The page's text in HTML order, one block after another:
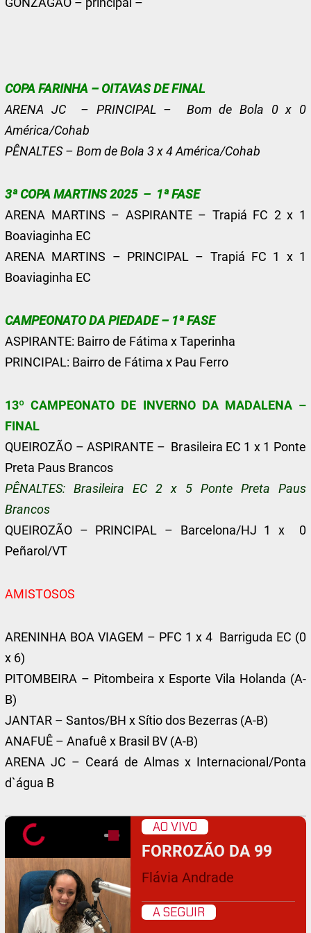
COPA FARINHA – OITAVAS DE FINAL
ARENA JC – PRINCIPAL – Bom de Bola 0 x 0
América/Cohab
PÊNALTES – Bom de Bola 3 x 4 América/Cohab
3ª COPA MARTINS 2025 – 1ª FASE
ARENA MARTINS – ASPIRANTE – Trapiá FC 2 x 1
Boaviaginha EC
ARENA MARTINS – PRINCIPAL – Trapiá FC 1 x 1
Boaviaginha EC
CAMPEONATO DA PIEDADE – 1ª FASE
ASPIRANTE: Bairro de Fátima x Taperinha
PRINCIPAL: Bairro de Fátima x Pau Ferro
13º CAMPEONATO DE INVERNO DA MADALENA –
FINAL
QUEIROZÃO – ASPIRANTE – Brasileira EC 1 x 1 Ponte
Preta Paus Brancos
PÊNALTES: Brasileira EC 2 x 5 Ponte Preta Paus
Brancos
QUEIROZÃO – PRINCIPAL – Barcelona/HJ 1 x 0
Peñarol/VT
AMISTOSOS
ARENINHA BOA VIAGEM – PFC 1 x 4 Barriguda EC (0
x 6)
PITOMBEIRA – Pitombeira x Esporte Vila Holanda (A-
B)
JANTAR – Santos/BH x Sítio dos Bezerras (A-B)
ANAFUÊ – Anafuê x Brasil BV (A-B)
ARENA JC – Ceará de Almas x Internacional/Ponta
d`água B
AO VIVO
FORROZÃO DA 99
Flávia Andrade
A SEGUIR